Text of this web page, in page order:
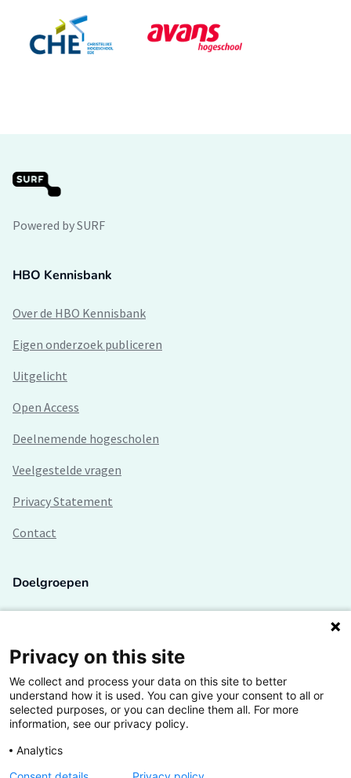
Powered by SURF
HBO Kennisbank
Over de HBO Kennisbank
Eigen onderzoek publiceren
Uitgelicht
Open Access
Deelnemende hogescholen
Veelgestelde vragen
Privacy Statement
Contact
Doelgroepen
Lectoren en onderzoekers
Bedrijven
Hogescholen
Privacy on this site
We collect and process your data on this site to better
understand how it is used. You can give your consent to all or
selected purposes, or you can decline them all. For more
information, see our privacy policy.
Analytics